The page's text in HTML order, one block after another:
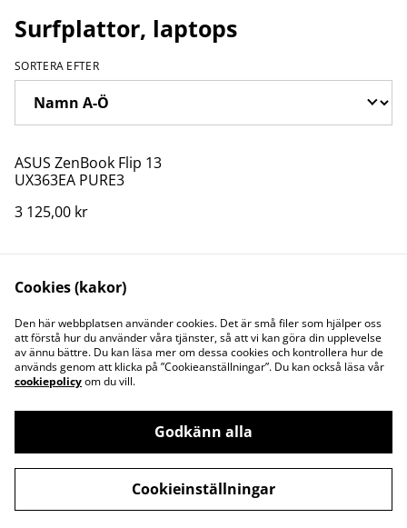
Surfplattor, laptops
SORTERA EFTER
ASUS ZenBook Flip 13
UX363EA PURE3
3 125,00 kr
Kontakt
Juridisk information
Integritetspolicy
Cookiepolicy
©2026WestreamUsed
powered by
Cookies (kakor)
Den här webbplatsen använder cookies. Det är små filer som hjälper oss
att förstå hur du använder våra tjänster, så att vi kan göra din upplevelse
av ännu bättre. Du kan läsa mer om dessa cookies och kontrollera hur de
används genom att klicka på ”Cookieanställningar”. Du kan också läsa vår
cookiepolicyom du vill.
Godkänn alla
Cookieinställningar